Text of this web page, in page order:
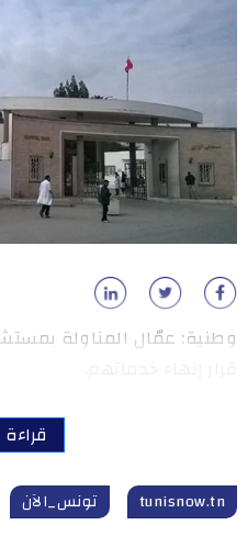
وطنية: عمّال المناولة
قراءة
tunisnow.tn تونس_الآن